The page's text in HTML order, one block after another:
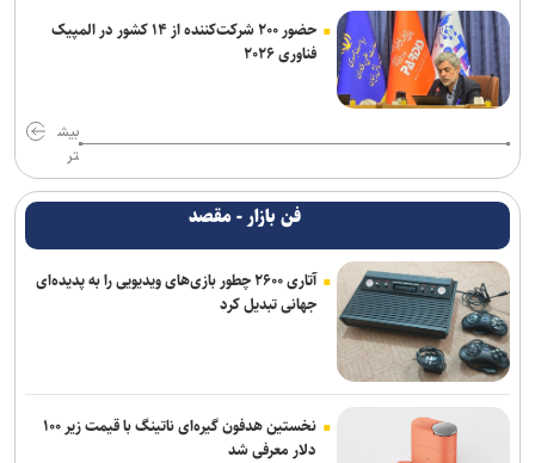
حضور ۲۰۰ شرکت‌کننده از ۱۴ کشور در المپیک
فناوری ۲۰۲۶
بیش
تر
فن بازار - مقصد
آتاری ۲۶۰۰ چطور بازی‌های ویدیویی را به پدیده‌ای
جهانی تبدیل کرد
نخستین هدفون گیره‌ای ناتینگ با قیمت زیر ۱۰۰
دلار معرفی شد